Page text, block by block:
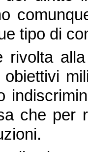
tipo di
rivolta
che per